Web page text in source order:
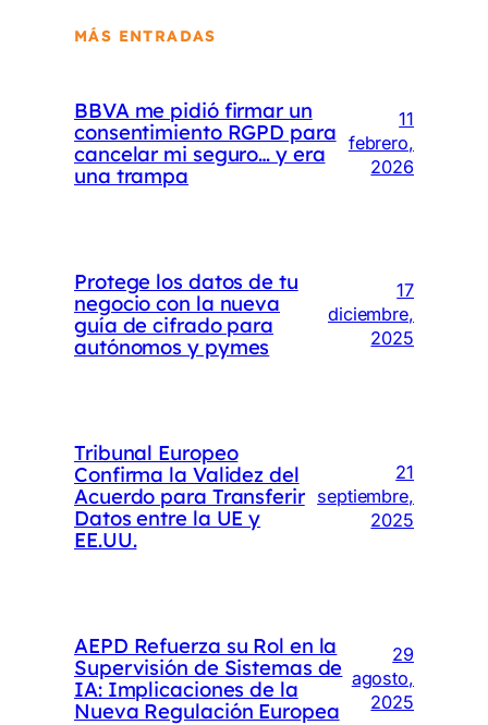
MÁS ENTRADAS
BBVA me pidió firmar un
consentimiento RGPD para
cancelar mi seguro… y era
una trampa
11
febrero,
2026
Protege los datos de tu
negocio con la nueva
guía de cifrado para
autónomos y pymes
17
diciembre,
2025
Tribunal Europeo
Confirma la Validez del
Acuerdo para Transferir
Datos entre la UE y
EE.UU.
21
septiembre,
2025
AEPD Refuerza su Rol en la
Supervisión de Sistemas de
IA: Implicaciones de la
Nueva Regulación Europea
29
agosto,
2025